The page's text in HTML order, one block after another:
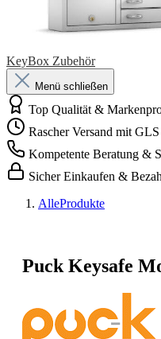
KeyBox Zubehör
Menü schließen
Top Qualität &
Rascher Versand mit
Kompetente Beratung &
Sicher Einkaufen &
AlleProdukte
Puck Keysafe